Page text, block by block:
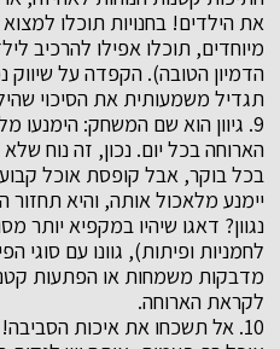
את הילדים! בחנויות תוכלו למצוא
מיוחדים, תוכלו אפילו להרכיב
הדמיון הטובה). הקפדה על שיווק
תגדיל משמעותית את הסיכוי
9. גיוון הוא שם המשחק:
הארוחה בכל יום. נכון, זה נוח
בכל בוקר, אבל קופסת אוכל
יימנע מלאכול אותה, והיא
נגוון? דאגו שיהיו במקפיא
לחמניות ופיתות), גוונו עם סוגי
מדבקות משמחות או הפתעות
לקראת הארוחה.
10. אל תשכחו את איכות